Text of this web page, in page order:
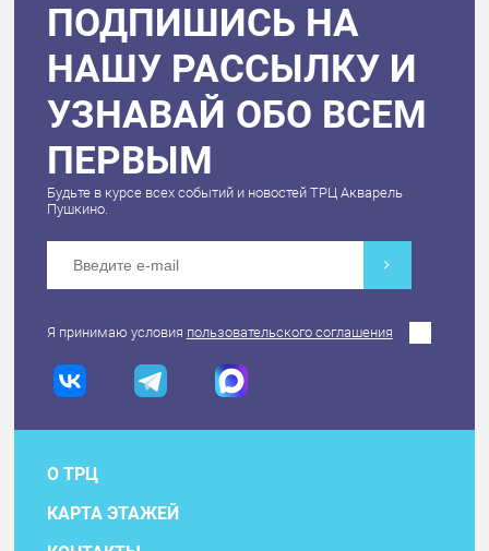
ПОДПИШИСЬ НА
НАШУ РАССЫЛКУ И
УЗНАВАЙ ОБО ВСЕМ
ПЕРВЫМ
Будьте в курсе всех событий и новостей ТРЦ Акварель
Пушкино.
Я принимаю условия пользовательского соглашения
О ТРЦ
КАРТА ЭТАЖЕЙ